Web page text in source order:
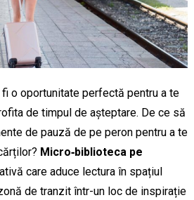
o oportunitate perfectă pentru a te
de timpul de așteptare. De ce să
de pauză de pe peron pentru a te
Micro‑biblioteca pe
care aduce lectura în spațiul
de tranzit într-un loc de inspirație